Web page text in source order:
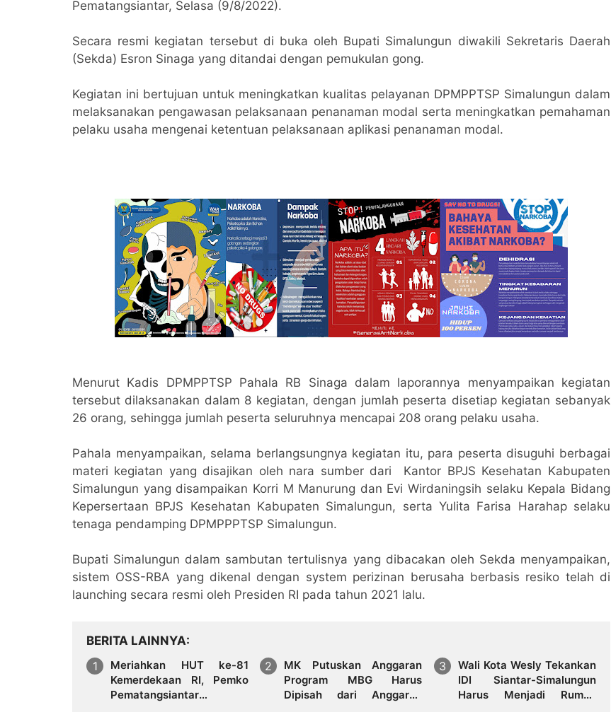
Pematangsiantar, Selasa (9/8/2022).
Secara resmi kegiatan tersebut di buka oleh Bupati Simalungun diwakili Sekretaris Daerah
(Sekda) Esron Sinaga yang ditandai dengan pemukulan gong.
Kegiatan ini bertujuan untuk meningkatkan kualitas pelayanan DPMPPTSP Simalungun dalam
melaksanakan pengawasan pelaksanaan penanaman modal serta meningkatkan pemahaman
pelaku usaha mengenai ketentuan pelaksanaan aplikasi penanaman modal.
Menurut Kadis DPMPPTSP Pahala RB Sinaga dalam laporannya menyampaikan kegiatan
tersebut dilaksanakan dalam 8 kegiatan, dengan jumlah peserta disetiap kegiatan sebanyak
26 orang, sehingga jumlah peserta seluruhnya mencapai 208 orang pelaku usaha.
Pahala menyampaikan, selama berlangsungnya kegiatan itu, para peserta disuguhi berbagai
materi kegiatan yang disajikan oleh nara sumber dari Kantor BPJS Kesehatan Kabupaten
Simalungun yang disampaikan Korri M Manurung dan Evi Wirdaningsih selaku Kepala Bidang
Kepersertaan BPJS Kesehatan Kabupaten Simalungun, serta Yulita Farisa Harahap selaku
tenaga pendamping DPMPPPTSP Simalungun.
Bupati Simalungun dalam sambutan tertulisnya yang dibacakan oleh Sekda menyampaikan,
sistem OSS-RBA yang dikenal dengan system perizinan berusaha berbasis resiko telah di
launching secara resmi oleh Presiden RI pada tahun 2021 lalu.
BERITA LAINNYA
Meriahkan HUT ke-81
Kemerdekaan RI, Pemko
Pematangsiantar
MK Putuskan Anggaran
Program MBG Harus
Dipisah dari Anggaran
Wali Kota Wesly Tekankan
IDI Siantar-Simalungun
Harus Menjadi Rumah